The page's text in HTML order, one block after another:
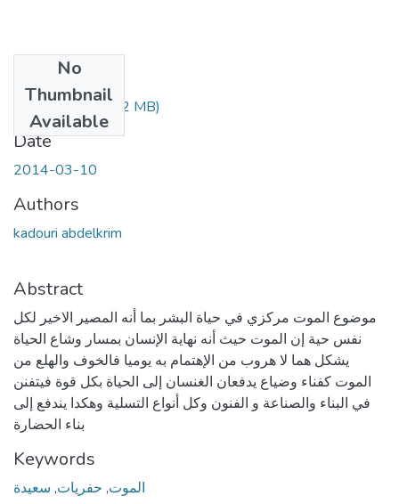
No
Thumbnail
Available
KADOURI.pdf(5.2 MB)
Date
2014-03-10
Authors
kadouri abdelkrim
Abstract
موضوع الموت مركزي في حياة البشر بما أنه المصير الاخير لكل
نفس حية إن الموت حيث أنه نهاية الإنسان بمسار وشاع الحياة
يشكل هما لا هروب من الإهتمام به يوميا فالخوف والهلع من
الموت كفناء وضياع يدفعان الغنسان إلى الحياة بكل قوة فيتفنن
في البناء والصناعة و الفنون وكل أنواع التسلية وهكدا يندفع إلى
بناء الحضارة
Keywords
الموت, حفريات, سعيدة